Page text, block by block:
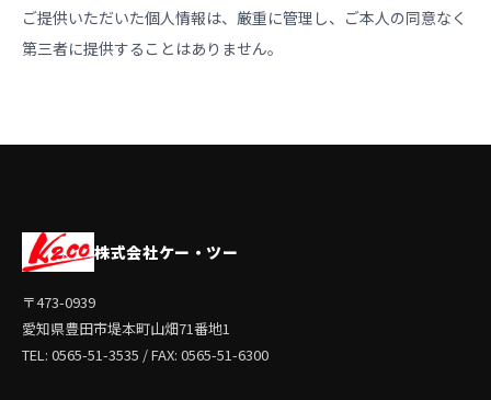
ご提供いただいた個人情報は、厳重に管理し、ご本人の同意なく
第三者に提供することはありません。
株式会社ケー・ツー
〒473-0939
愛知県豊田市堤本町山畑71番地1
TEL: 0565-51-3535 / FAX: 0565-51-6300